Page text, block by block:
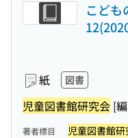
こど
紙 図書
児童図書館研究会 [
著者標目 児童図書館